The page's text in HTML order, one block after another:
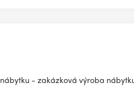
- zakázková výroba